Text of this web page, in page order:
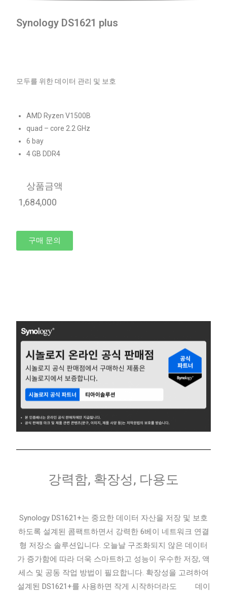
Synology DS1621 plus
모두를 위한 데이터 관리 및 보호
AMD Ryzen V1500B
quad – core 2.2 GHz
6 bay
4 GB DDR4
상품금액
1,684,000
구매 문의
강력함, 확장성, 다용도
Synology DS1621+는 중요한 데이터 자산을 저장 및 보호
하도록 설계된 콤팩트하면서 강력한 6베이 네트워크 연결
형 저장소 솔루션입니다. 오늘날 구조화되지 않은 데이터
가 증가함에 따라 더욱 스마트하고 성능이 우수한 저장, 액
세스 및 공동 작업 방법이 필요합니다. 확장성을 고려하여
설계된 DS1621+를 사용하면 작게 시작하더라도 데이